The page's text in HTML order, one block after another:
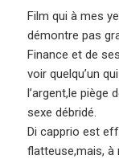
Film qui à mes
démontre pas
Finance et de
voir quelqu’un
l’argent,le piège
sexe débridé.
Di capprio est
flatteuse,mais, à